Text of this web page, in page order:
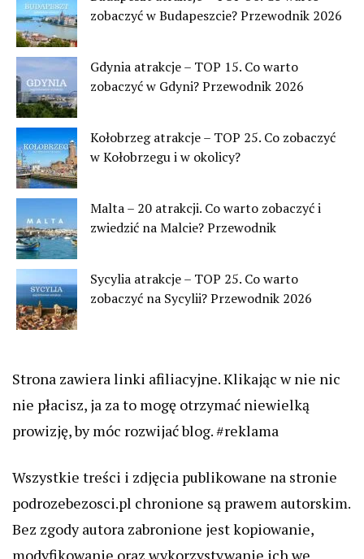
zobaczyć w Budapeszcie? Przewodnik 2026
Gdynia atrakcje – TOP 15. Co warto
zobaczyć w Gdyni? Przewodnik 2026
Kołobrzeg atrakcje – TOP 25. Co zobaczyć
w Kołobrzegu i w okolicy?
Malta – 20 atrakcji. Co warto zobaczyć i
zwiedzić na Malcie? Przewodnik
Sycylia atrakcje – TOP 25. Co warto
zobaczyć na Sycylii? Przewodnik 2026
Strona zawiera linki afiliacyjne. Klikając w nie nic
nie płacisz, ja za to mogę otrzymać niewielką
prowizję, by móc rozwijać blog. #reklama
Wszystkie treści i zdjęcia publikowane na stronie
podrozebezosci.pl chronione są prawem autorskim.
Bez zgody autora zabronione jest kopiowanie,
modyfikowanie oraz wykorzystywanie ich we